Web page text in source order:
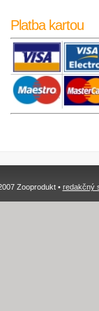
Platba kartou
Zooprodukt • redakčný